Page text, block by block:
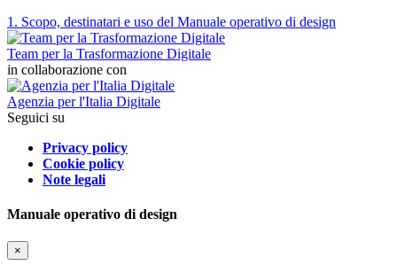
1. Scopo, destinatari e uso del Manuale operativo di design
Team per la Trasformazione Digitale
in collaborazione con
Agenzia per l'Italia Digitale
Seguici su
Privacy policy
Cookie policy
Note legali
Manuale operativo di design
×